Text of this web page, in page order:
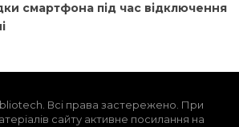
смартфона під час відключення
Всі права застережено. При
сайту активне посилання на